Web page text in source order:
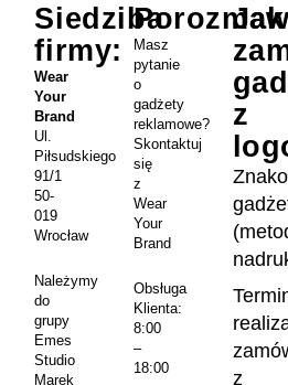
Jak
z
z
Masz
pytanie
o
gadżety
reklamowe?
Skontaktuj
się
z
Wear
Your
Brand
Obsługa
Klienta:
8:00
–
18:00
Siedziba
firmy:
Wear
Your
Brand
Ul.
Piłsudskiego
91/1
50-
019
Wrocław
Należymy
do
grupy
Emes
Studio
Marek